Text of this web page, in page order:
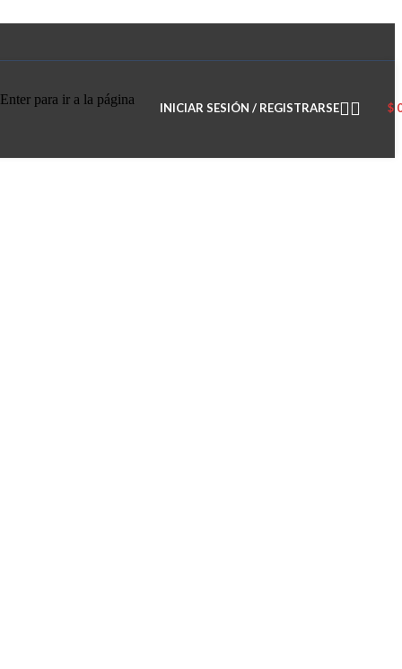
para ir a la página
INICIAR SESIÓN / REGISTRARSE $